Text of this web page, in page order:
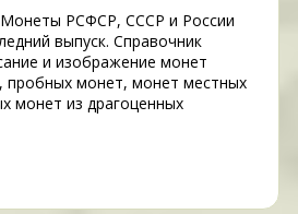
Монеты РСФСР, СССР и России
выпуск. Справочник
и изображение монет
пробных монет, монет местных
монет из драгоценных